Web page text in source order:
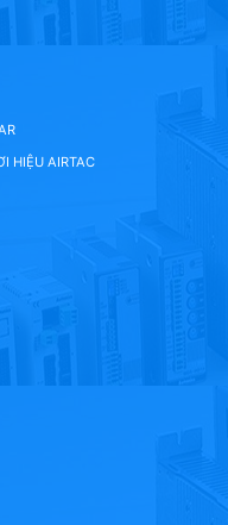
HIỆU AIRTAC